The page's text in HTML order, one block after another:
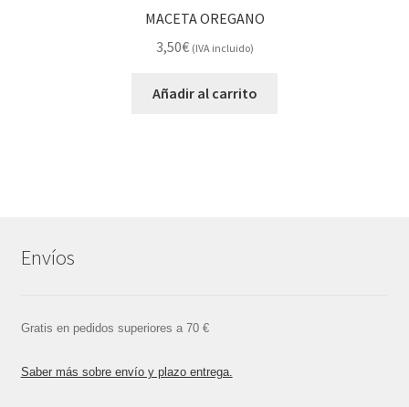
MACETA OREGANO
3,50€ (IVA incluido)
Añadir al carrito
Envíos
Gratis en pedidos superiores a 70 €
Saber más sobre envío y plazo entrega.